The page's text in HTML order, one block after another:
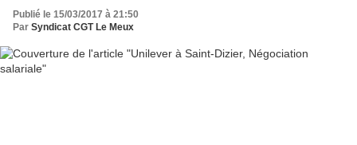
Publié le 15/03/2017 à 21:50
Par Syndicat CGT Le Meux